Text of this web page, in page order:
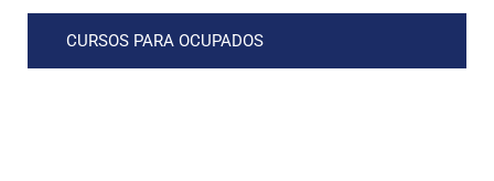
CURSOS PARA OCUPADOS​